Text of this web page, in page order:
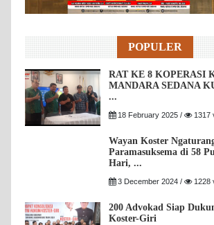
POPULER
RAT KE 8 KOPERASI
MANDARA SEDANA
...
18 February 2025 / 1317
Wayan Koster
Paramasuksema di 58
Hari, ...
3 December 2024 / 1228
200 Advokad Siap
Koster-Giri